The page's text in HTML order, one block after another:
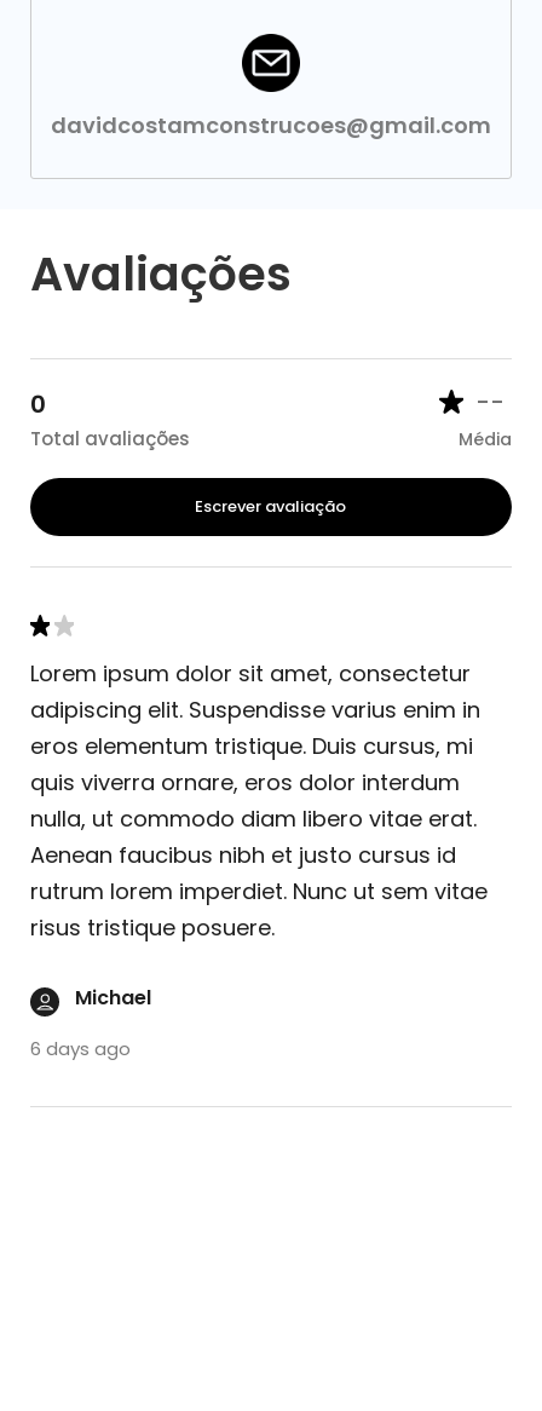
davidcostamconstrucoes@gmail.com
Avaliações
0
Total avaliações
--
Média
Escrever avaliação
Lorem ipsum dolor sit amet, consectetur
adipiscing elit. Suspendisse varius enim in
eros elementum tristique. Duis cursus, mi
quis viverra ornare, eros dolor interdum
nulla, ut commodo diam libero vitae erat.
Aenean faucibus nibh et justo cursus id
rutrum lorem imperdiet. Nunc ut sem vitae
risus tristique posuere.
Michael
6 days ago